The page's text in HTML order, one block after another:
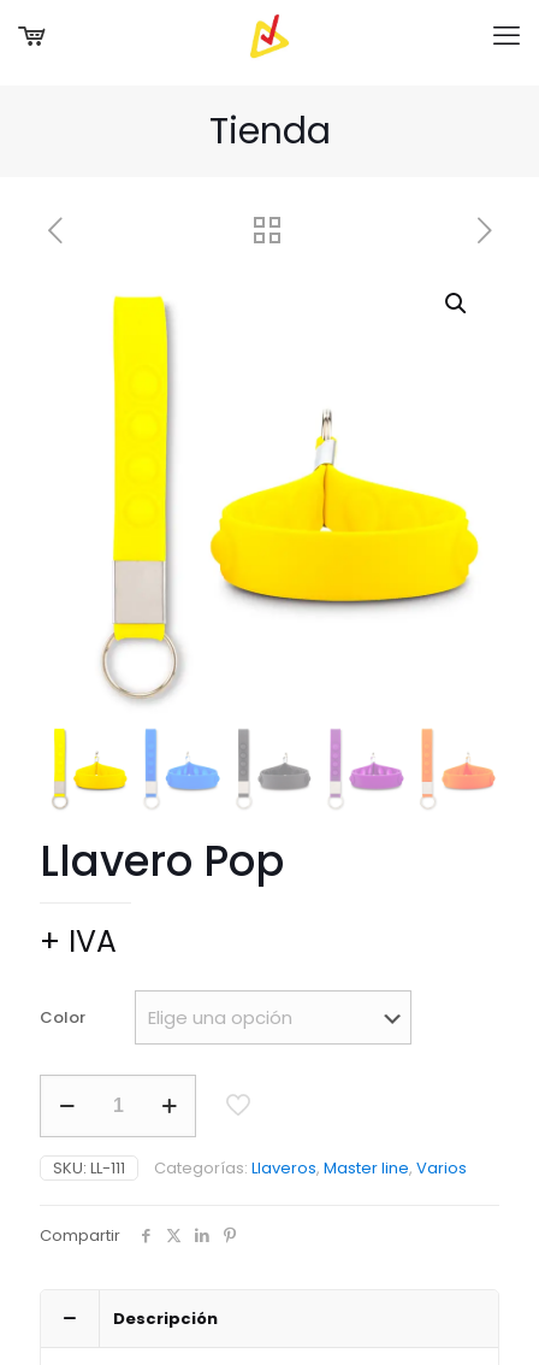
Tienda
Llavero Pop
+ IVA
Color
Pop
cantidad
SKU: LL-111 Categorías: Llaveros, Master line, Varios
Compartir
Descripción